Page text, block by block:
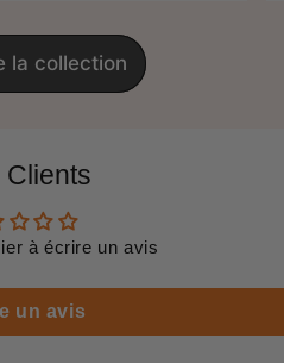
la collection
Clients
à écrire un avis
un avis